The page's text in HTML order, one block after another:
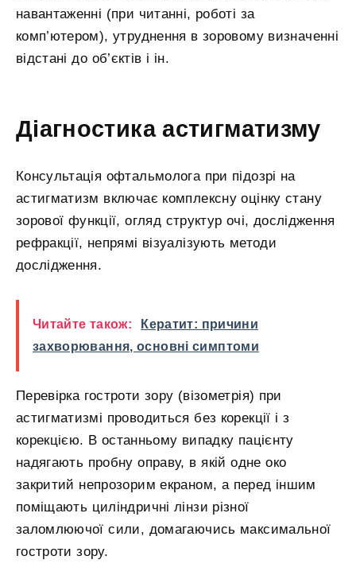
навантаженні (при читанні, роботі за
комп’ютером), утруднення в зоровому визначенні
відстані до об’єктів і ін.
Діагностика астигматизму
Консультація офтальмолога при підозрі на
астигматизм включає комплексну оцінку стану
зорової функції, огляд структур очі, дослідження
рефракції, непрямі візуалізують методи
дослідження.
Читайте також:
Кератит: причини
захворювання, основні симптоми
Перевірка гостроти зору (візометрія) при
астигматизмі проводиться без корекції і з
корекцією. В останньому випадку пацієнту
надягають пробну оправу, в якій одне око
закритий непрозорим екраном, а перед іншим
поміщають циліндричні лінзи різної
заломлюючої сили, домагаючись максимальної
гостроти зору.